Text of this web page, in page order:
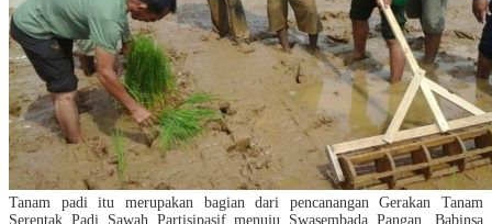
Tanam padi itu merupakan bagian dari pencanangan Gerakan Tanam
Serentak Padi Sawah Partisipasif menuju Swasembada Pangan. Babinsa